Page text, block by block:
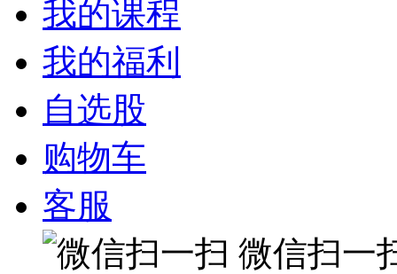
我的课程
我的福利
自选股
购物车
客服
微信扫一